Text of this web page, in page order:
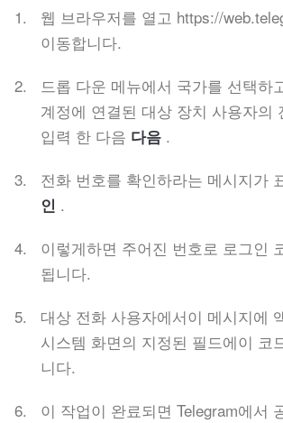
웹 브라우저를 열고 https://
이동합니다.
드롭 다운 메뉴에서 국가를 선택하
계정에 연결된 대상 장치 사용자의
입력 한 다음 다음 .
전화 번호를 확인하라는 메시지가
인 .
이렇게하면 주어진 번호로 로그인
됩니다.
대상 전화 사용자에서이 메시지에
시스템 화면의 지정된 필드에이 코
니다.
이 작업이 완료되면 Telegram에서